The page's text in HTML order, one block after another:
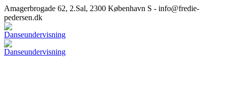
Amagerbrogade 62, 2.Sal, 2300 København S - info@fredie-
pedersen.dk